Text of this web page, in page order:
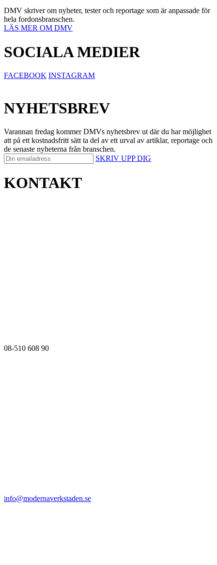
DMV skriver om nyheter, tester och reportage som är anpassade för
hela fordonsbranschen.
LÄS MER OM DMV
SOCIALA MEDIER
FACEBOOK INSTAGRAM
NYHETSBREV
Varannan fredag kommer DMVs nyhetsbrev ut där du har möjlighet
att på ett kostnadsfritt sätt ta del av ett urval av artiklar, reportage och
de senaste nyheterna från branschen.
SKRIV UPP DIG
KONTAKT
08-510 608 90
info@modernaverkstaden.se